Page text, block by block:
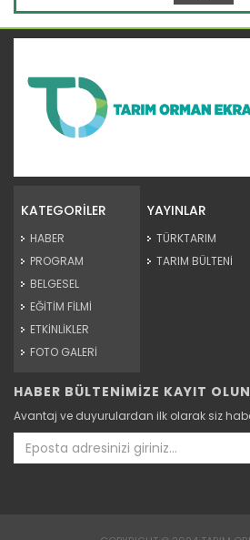
Organik Tarım
Devamını Oku ->
KATEGORİLER
HABER
PROGRAM
BELGESEL
EĞİTİM FİLMİ
ETKİNLİKLER
FOTO GALERİ
YAYINLAR
TÜRKTARIM
TARIM BÜLTENİ
HABER BÜLTENİMİZE KAYIT OLUN
Avantaj ve duyurulardan ilk olarak siz